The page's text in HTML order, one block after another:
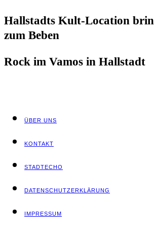
Hall­stadts Kult-Loca­ti­on
zum Beben
Rock im Vamos in Hallstadt
ÜBER UNS
KON­TAKT
STADT­ECHO
DATEN­SCHUTZ­ER­KLÄ­RUNG
IMPRES­SUM